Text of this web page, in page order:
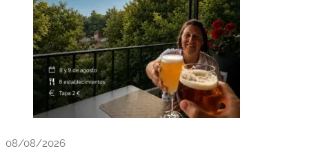
08/08/2026